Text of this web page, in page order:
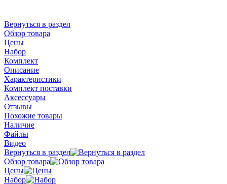
Вернуться в раздел
Обзор товара
Цены
Набор
Комплект
Описание
Характеристики
Комплект поставки
Аксессуары
Отзывы
Похожие товары
Наличие
Файлы
Видео
Вернуться в раздел
Обзор товара
Цены
Набор